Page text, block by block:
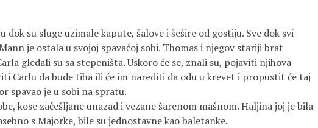
dok su sluge uzimale kapute, šalove i šešire od gostiju. Sve dok svi
je ostala u svojoj spavaćoj sobi. Thomas i njegov stariji brat
gledali su sa stepeništa. Uskoro će se, znali su, pojaviti njihova
Carlu da bude tiha ili će im narediti da odu u krevet i propustit će taj
spavao je u sobi na spratu.
začešljane unazad i vezane šarenom mašnom. Haljina joj je bila
s Majorke, bile su jednostavne kao baletanke.